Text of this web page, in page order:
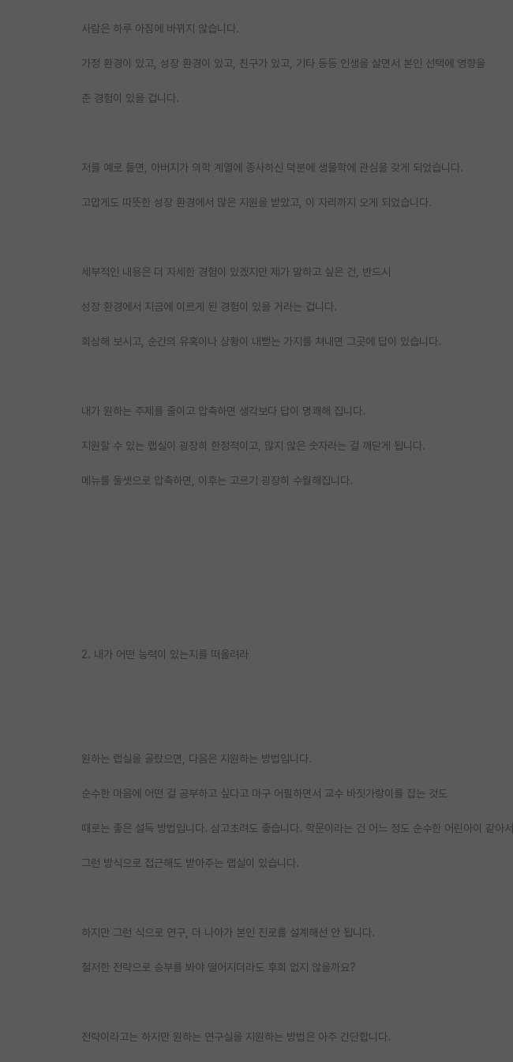
사람은 하루 아침에 바뀌지 않습니다.
가정 환경이 있고, 성장 환경이 있고, 친구가 있고, 기타 등등 인생을 살면서 본인 선택에 영향을
준 경험이 있을 겁니다.
저를 예로 들면, 아버지가 의학 계열에 종사하신 덕분에 생물학에 관심을 갖게 되었습니다.
고맙게도 따뜻한 성장 환경에서 많은 지원을 받았고, 이 자리까지 오게 되었습니다.
세부적인 내용은 더 자세한 경험이 있겠지만 제가 말하고 싶은 건, 반드시
성장 환경에서 지금에 이르게 된 경험이 있을 거라는 겁니다.
회상해 보시고, 순간의 유혹이나 상황이 내뻗는 가지를 쳐내면 그곳에 답이 있습니다.
내가 원하는 주제를 줄이고 압축하면 생각보다 답이 명쾌해 집니다.
지원할 수 있는 랩실이 굉장히 한정적이고, 많지 않은 숫자라는 걸 깨닫게 됩니다.
메뉴를 둘셋으로 압축하면, 이후는 고르기 굉장히 수월해집니다.
2. 내가 어떤 능력이 있는지를 떠올려라
원하는 랩실을 골랐으면, 다음은 지원하는 방법입니다.
순수한 마음에 어떤 걸 공부하고 싶다고 마구 어필하면서 교수 바짓가랑이를 잡는 것도
때로는 좋은 설득 방법입니다. 삼고초려도 좋습니다. 학문이라는 건 어느 정도 순수한 어린아이 같아서
그런 방식으로 접근해도 받아주는 랩실이 있습니다.
하지만 그런 식으로 연구, 더 나아가 본인 진로를 설계해선 안 됩니다.
철저한 전략으로 승부를 봐야 떨어지더라도 후회 없지 않을까요?
전략이라고는 하지만 원하는 연구실을 지원하는 방법은 아주 간단합니다.